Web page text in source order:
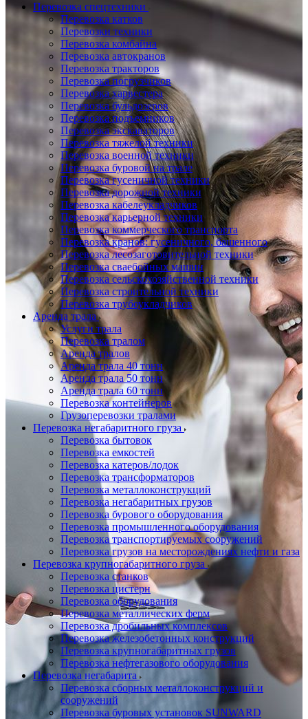
Перевозка спецтехники
Перевозка катков
Перевозки техники
Перевозка комбайна
Перевозка автокранов
Перевозка тракторов
Перевозка погрузчиков
Перевозка харвестера
Перевозка бульдозеров
Перевозка подъемников
Перевозка экскаваторов
Перевозка тяжелой техники
Перевозка военной техники
Перевозка буровой на трале
Перевозка гусеничной техники
Перевозка дорожной техники
Перевозка кабелеукладчиков
Перевозка карьерной техники
Перевозка коммерческого транспорта
Перевозка кранов: гусеничного, башенного
Перевозка лесозаготовительной техники
Перевозка сваебойных машин
Перевозка сельскохозяйственной техники
Перевозка строительной техники
Перевозка трубоукладчиков
Аренда трала
Услуги трала
Перевозка тралом
Аренда тралов
Аренда трала 40 тонн
Аренда трала 50 тонн
Аренда трала 60 тонн
Перевозка контейнеров
Грузоперевозки тралами
Перевозка негабаритного груза
Перевозка бытовок
Перевозка емкостей
Перевозка катеров/лодок
Перевозка трансформаторов
Перевозка металлоконструкций
Перевозка негабаритных грузов
Перевозка бурового оборудования
Перевозка промышленного оборудования
Перевозка транспортируемых сооружений
Перевозка грузов на месторождениях нефти и газа
Перевозка крупногабаритного груза
Перевозка станков
Перевозка цистерн
Перевозка оборудования
Перевозка металлических ферм
Перевозка дробильных комплексов
Перевозка железобетонных конструкций
Перевозка крупногабаритных грузов
Перевозка нефтегазового оборудования
Перевозка негабарита
Перевозка сборных металлоконструкций и
сооружений
Перевозка буровых установок SUNWARD